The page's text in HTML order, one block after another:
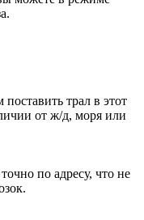
трал в этот
от ж/д, моря или
по адресу, что не